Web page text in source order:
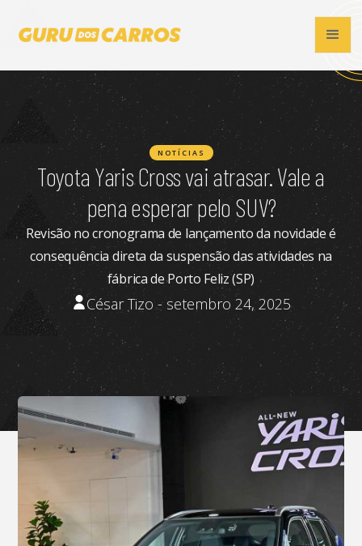
NOTÍCIAS
Toyota Yaris Cross vai atrasar. Vale a
pena esperar pelo SUV?
Revisão no cronograma de lançamento da novidade é
consequência direta da suspensão das atividades na
fábrica de Porto Feliz (SP)
César Tizo - setembro 24, 2025